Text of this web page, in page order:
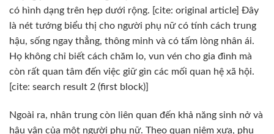
có hình dạng trên hẹp dưới rộng. [cite: original article] Đây
là nét tướng biểu thị cho người phụ nữ có tính cách trung
hậu, sống ngay thẳng, thông minh và có tấm lòng nhân ái.
Họ không chỉ biết cách chăm lo, vun vén cho gia đình mà
còn rất quan tâm đến việc giữ gìn các mối quan hệ xã hội.
[cite: search result 2 (first block)]
Ngoài ra, nhân trung còn liên quan đến khả năng sinh nở và
hậu vận của một người phụ nữ. Theo quan niệm xưa, phụ